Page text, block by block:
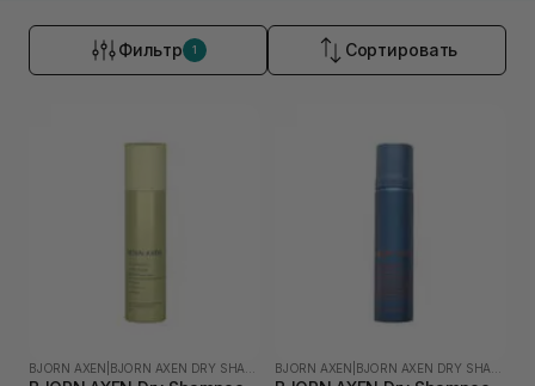
Фильтр 1 Сортировать
BJORN AXEN BJORN AXEN